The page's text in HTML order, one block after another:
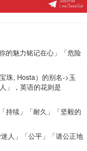
的魅力铭记在心」「危险
珠, Hosta）的别名->玉
」，英语的花则是
持续」「耐久」「坚毅的
人」「公平」「请公正地